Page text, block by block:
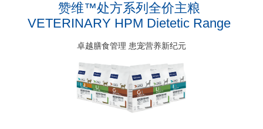
赞维™处方系列全价主粮
VETERINARY HPM Dietetic Range
卓越膳食管理 患宠营养新纪元